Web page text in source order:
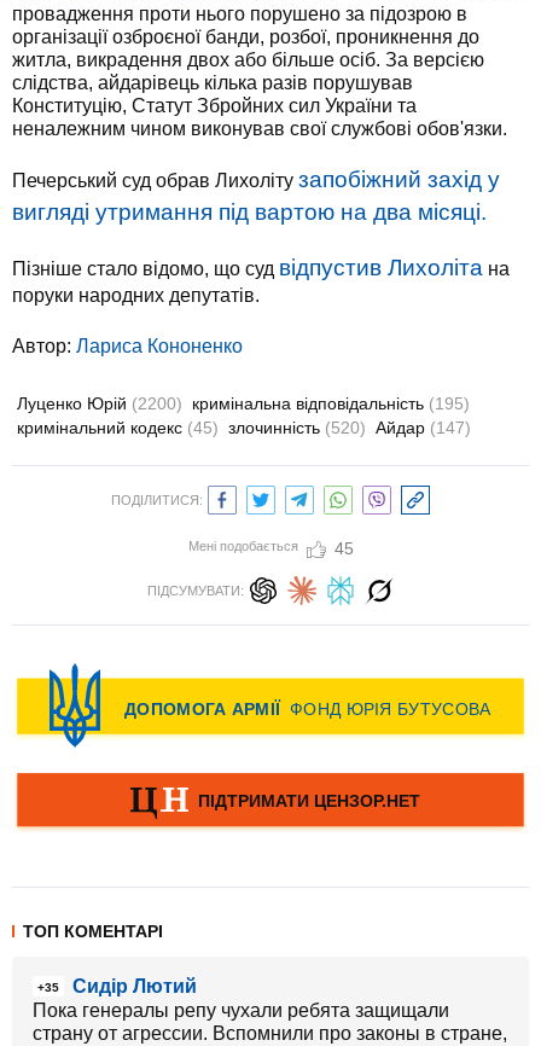
провадження проти нього порушено за підозрою в
організації озброєної банди, розбої, проникнення до
житла, викрадення двох або більше осіб. За версією
слідства, айдарівець кілька разів порушував
Конституцію, Статут Збройних сил України та
неналежним чином виконував свої службові обов'язки.
Печерський суд обрав Лихоліту запобіжний захід у
вигляді утримання під вартою на два місяці.
Пізніше стало відомо, що суд відпустив Лихоліта на
поруки народних депутатів.
Автор: Лариса Кононенко
Луценко Юрій (2200) кримінальна відповідальність (195)
кримінальний кодекс (45) злочинність (520) Айдар (147)
ПОДІЛИТИСЯ:
Мені подобається 45
ПІДСУМУВАТИ:
ТОП КОМЕНТАРІ
+35
Сидір Лютий
Пока генералы репу чухали ребята защищали
страну от агрессии. Вспомнили про законы в стране,